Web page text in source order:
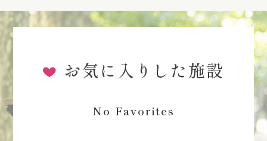
お気に入りした施設
No Favorites